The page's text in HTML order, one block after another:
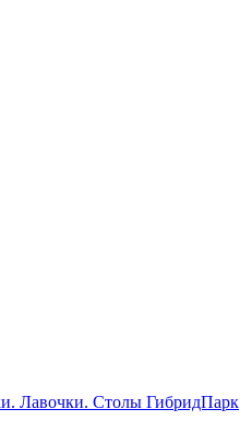
Лавочки. Столы ГибридПарк